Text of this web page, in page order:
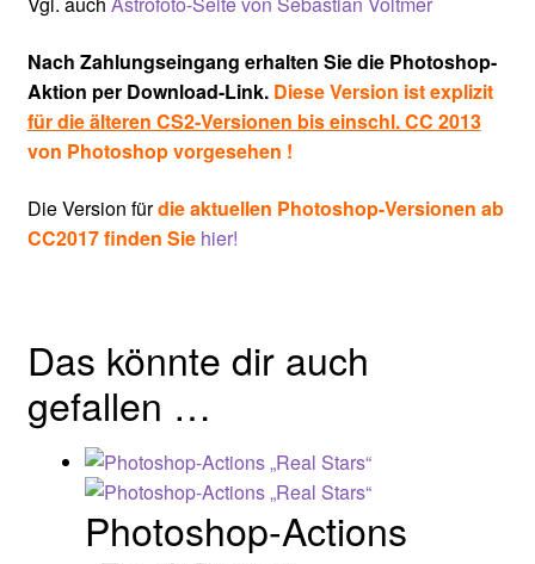
Nach Zahlungseingang erhalten Sie die Photoshop-
Aktion per Download-Link. Diese Version ist explizit
für die älteren CS2-Versionen bis einschl. CC 2013
von Photoshop vorgesehen !
Die Version fürdie aktuellen Photoshop-Versionen ab
CC2017 finden Sie hier!
Das könnte dir auch
gefallen …
Photoshop-Actions